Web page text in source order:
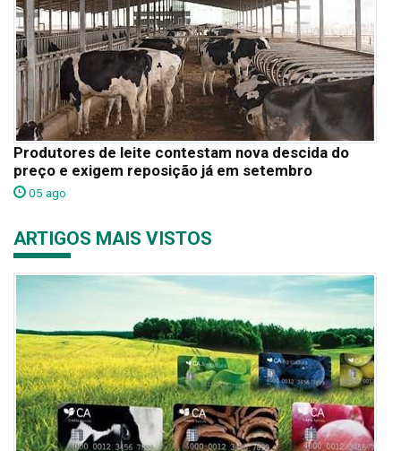
Produtores de leite contestam nova descida do
preço e exigem reposição já em setembro
05 ago
ARTIGOS MAIS VISTOS